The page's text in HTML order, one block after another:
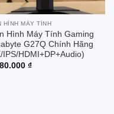
HÌNH MÁY TÍNH
Hình Máy Tính Gaming
G27Q Chính Hãng
IPS/HDMI+DP+Audio)
₫